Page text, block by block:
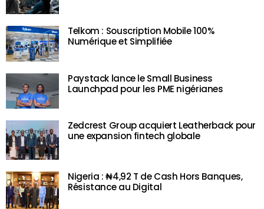
Telkom : Souscription Mobile 100%
Numérique et Simplifiée
Paystack lance le Small Business
Launchpad pour les PME nigérianes
Zedcrest Group acquiert Leatherback pour
une expansion fintech globale
Nigeria : ₦4,92 T de Cash Hors Banques,
Résistance au Digital